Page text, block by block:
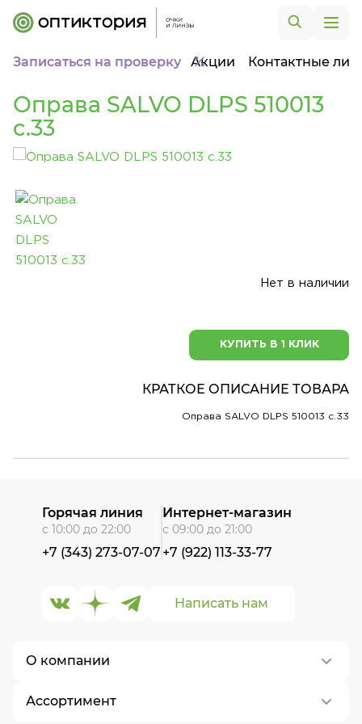
Записаться на проверку Акции Контактные
Оправа SALVO DLPS 510013
c.33
Нет в наличии
КУПИТЬ В 1 КЛИК
КРАТКОЕ ОПИСАНИЕ ТОВАРА
Оправа SALVO DLPS 510013 c.33
О компании
О нас
Ассортимент
Написать нам
Горячая линия
с 10:00 до 22:00
+7 (343) 273-07-07
Интернет-магазин
с 09:00 до 21:00
+7 (922) 113-33-77